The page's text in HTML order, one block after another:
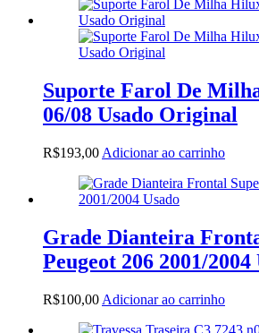
Suporte Farol De
06/08 Usado Original
R$193,00 Adicionar ao carrinho
Grade Dianteira
Peugeot 206 2001/2004
R$100,00 Adicionar ao carrinho